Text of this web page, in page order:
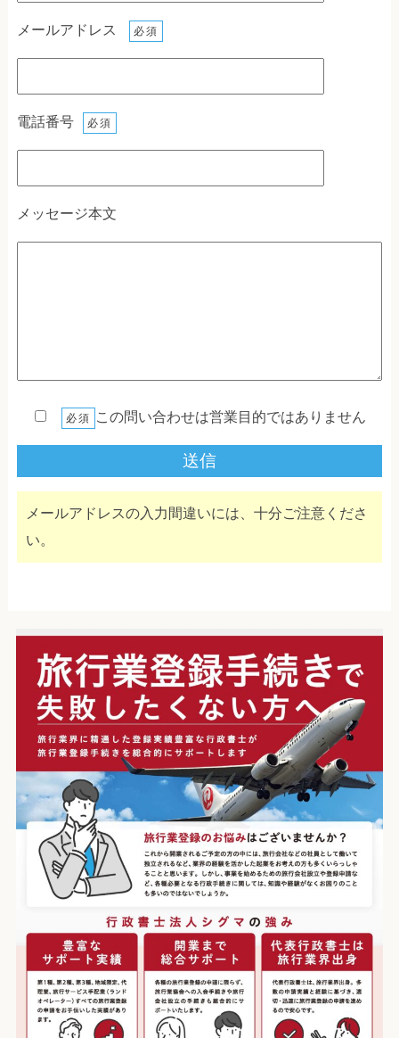
メールアドレス 必須
電話番号 必須
メッセージ本文
必須 この問い合わせは営業目的ではありません
メールアドレスの入力間違いには、十分ご注意くださ
い。